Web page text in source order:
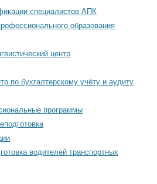
специалистов АПК
образования
центр
по бухгалтерскому учёту и аудиту
программы
водителей транспортных